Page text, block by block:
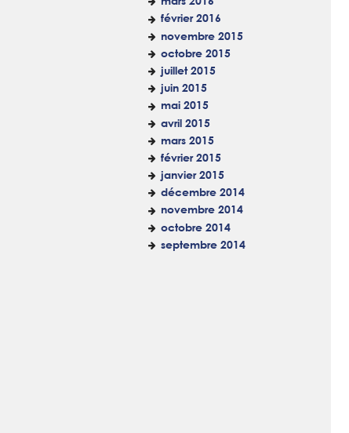
février 2016
novembre 2015
octobre 2015
juillet 2015
juin 2015
mai 2015
avril 2015
mars 2015
février 2015
janvier 2015
décembre 2014
novembre 2014
octobre 2014
septembre 2014